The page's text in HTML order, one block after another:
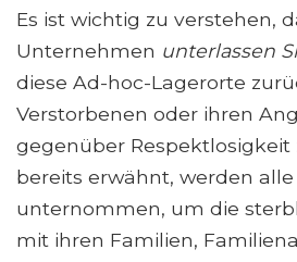
Es ist wichtig zu verstehen,
Unternehmen unterlassen
diese Ad-hoc-Lagerorte
Verstorbenen oder ihren
gegenüber Respektlosigkeit
bereits erwähnt, werden
unternommen, um die
mit ihren Familien,